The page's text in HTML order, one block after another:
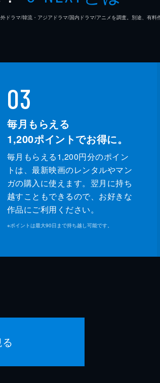
ラマ/韓流・アジアドラマ/国内ドラマ/アニメを調査。別途、有料作
03
毎月もらえる
1,200ポイントでお得に。
毎月もらえる1,200円分のポイン
トは、最新映画のレンタルやマン
ガの購入に使えます。翌月に持ち
越すこともできるので、お好きな
作品にご利用ください。
※ポイントは最大90日まで持ち越し可能です。